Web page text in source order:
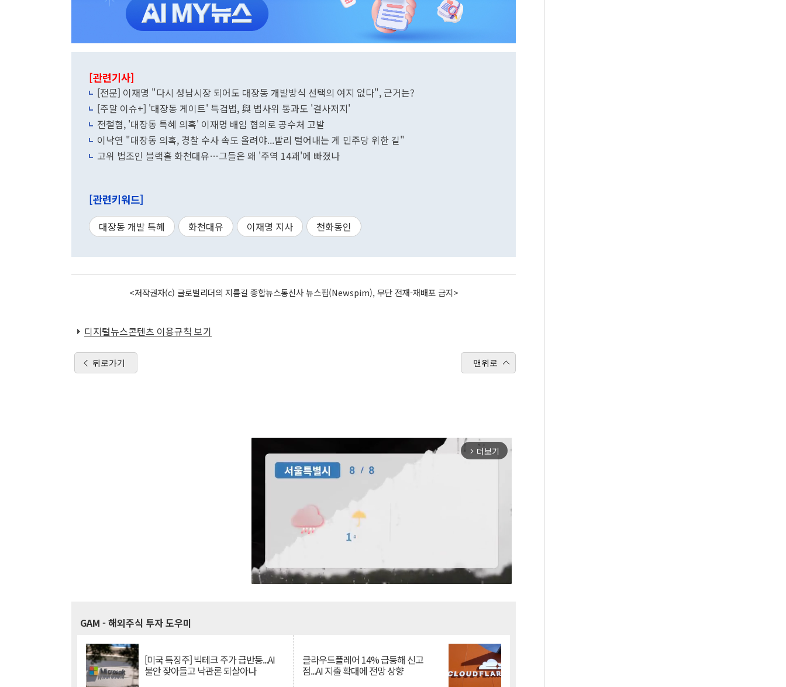
[관련기사]
[전문] 이재명 "다시 성남시장 되어도 대장동 개발방식 선택의 여지 없다", 근거는?
[주말 이슈+] '대장동 게이트' 특검법, 與 법사위 통과도 '결사저지'
전철협, '대장동 특혜 의혹' 이재명 배임 혐의로 공수처 고발
이낙연 "대장동 의혹, 경찰 수사 속도 올려야...빨리 털어내는 게 민주당 위한 길"
고위 법조인 블랙홀 화천대유…그들은 왜 '주역 14괘'에 빠졌나
[관련키워드]
대장동 개발 특혜 화천대유 이재명 지사 천화동인
<저작권자(c) 글로벌리더의 지름길 종합뉴스통신사 뉴스핌(Newspim), 무단 전재-재배포 금지>
디지털뉴스콘텐츠 이용규칙 보기
뒤로가기 맨위로
arrow_forward_ios 더보기
GAM - 해외주식 투자 도우미
[미국 특징주] 빅테크 주가 급반등...AI
불안 잦아들고 낙관론 되살아나
클라우드플레어 14% 급등해 신고
점...AI 지출 확대에 전망 상향